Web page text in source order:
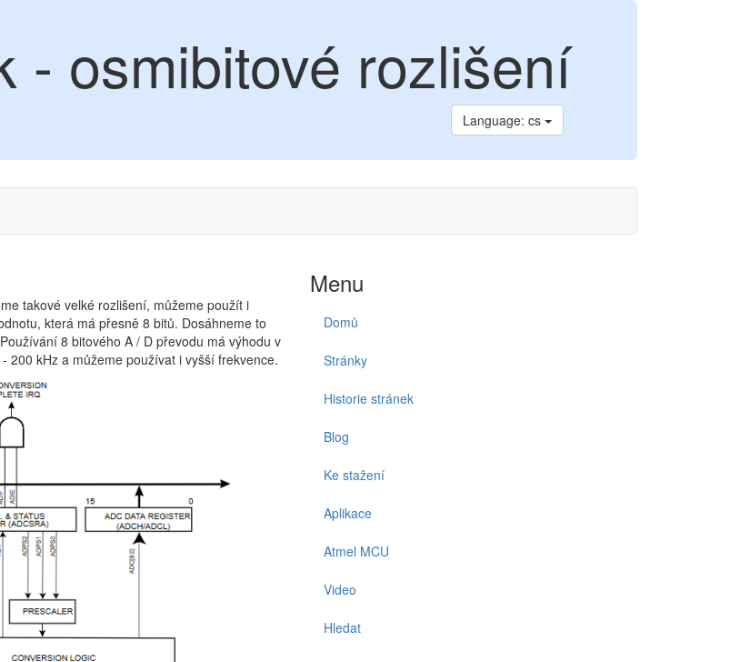
- osmibitové rozlišení
Language: cs
takové velké rozlišení, můžeme použít i
která má přesně 8 bitů. Dosáhneme to
8 bitového A / D převodu má výhodu v
200 kHz a můžeme používat i vyšší frekvence.
Menu
Domů
Stránky
Historie stránek
Blog
Ke stažení
Aplikace
Atmel MCU
Video
Hledat